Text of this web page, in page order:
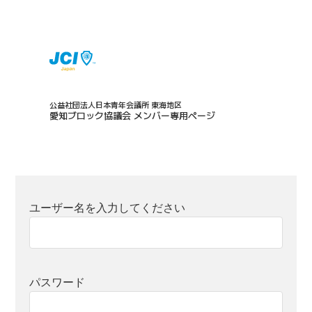
公益社団法人日本青年会議所 東海地区
愛知ブロック協議会 メンバー専用ページ
ユーザー名を入力してください
パスワード